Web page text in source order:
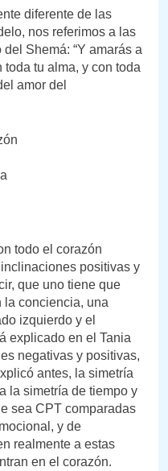
diferente de las
nos referimos a las
Shemá: “Y amarás a
toda tu alma, y con toda
amor del
todo el corazón
positivas y
que uno tiene que
conciencia, una
izquierdo y el
explicado en el Tania
negativas y positivas,
antes, la simetría
la simetría de tiempo y
sea CPT comparadas
y de
realmente a estas
en el corazón.